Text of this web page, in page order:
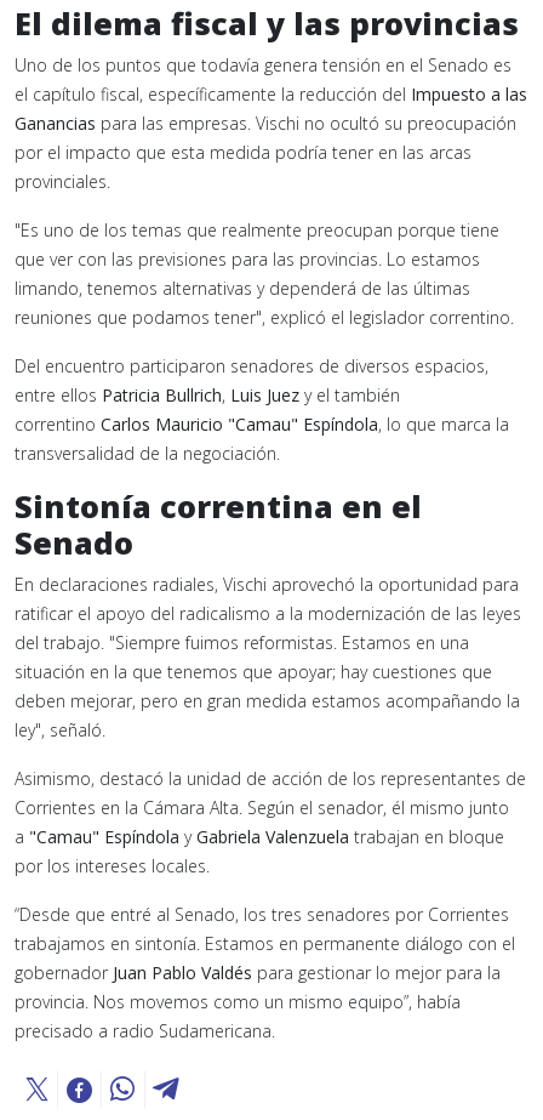
El dilema fiscal y las provincias
Uno de los puntos que todavía genera tensión en el Senado es
el capítulo fiscal, específicamente la reducción del Impuesto a las
Ganancias para las empresas. Vischi no ocultó su preocupación
por el impacto que esta medida podría tener en las arcas
provinciales.
"Es uno de los temas que realmente preocupan porque tiene
que ver con las previsiones para las provincias. Lo estamos
limando, tenemos alternativas y dependerá de las últimas
reuniones que podamos tener", explicó el legislador correntino.
Del encuentro participaron senadores de diversos espacios,
entre ellos Patricia Bullrich, Luis Juez y el también
correntino Carlos Mauricio "Camau" Espíndola, lo que marca la
transversalidad de la negociación.
Sintonía correntina en el
Senado
En declaraciones radiales, Vischi aprovechó la oportunidad para
ratificar el apoyo del radicalismo a la modernización de las leyes
del trabajo. "Siempre fuimos reformistas. Estamos en una
situación en la que tenemos que apoyar; hay cuestiones que
deben mejorar, pero en gran medida estamos acompañando la
ley", señaló.
Asimismo, destacó la unidad de acción de los representantes de
Corrientes en la Cámara Alta. Según el senador, él mismo junto
a "Camau" Espíndola yGabriela Valenzuela trabajan en bloque
por los intereses locales.
“Desde que entré al Senado, los tres senadores por Corrientes
trabajamos en sintonía. Estamos en permanente diálogo con el
gobernador Juan Pablo Valdés para gestionar lo mejor para la
provincia. Nos movemos como un mismo equipo”, había
precisado a radio Sudamericana.